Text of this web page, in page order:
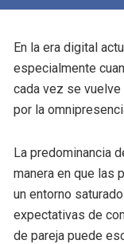
En la era digital
especialmente
cada vez se
por la
La predominancia
manera en que las
un entorno
expectativas de
de pareja puede